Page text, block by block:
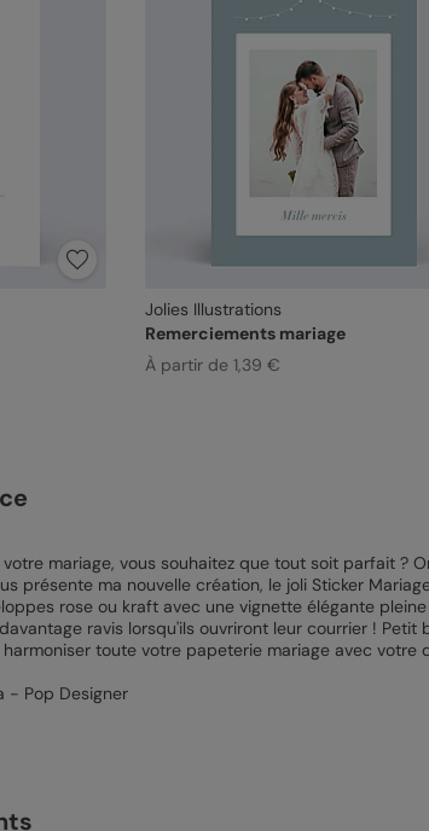
Jolies Illustrations
Remerciements mariage
À partir de 1,39 €
votre mariage, vous souhaitez que tout soit parfait ?
présente ma nouvelle création, le joli Sticker
rose ou kraft avec une vignette élégante
ravis lorsqu'ils ouvriront leur courrier !
harmoniser toute votre papeterie mariage avec votre
- Pop Designer